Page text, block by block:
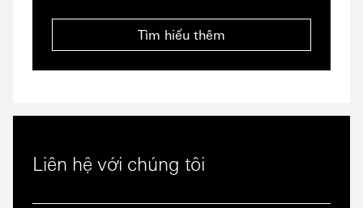
Tìm hiểu thêm
Liên hệ với chúng tôi